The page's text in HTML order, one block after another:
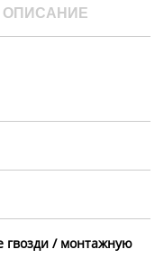
ОПИСАНИЕ
гвозди / монтажную